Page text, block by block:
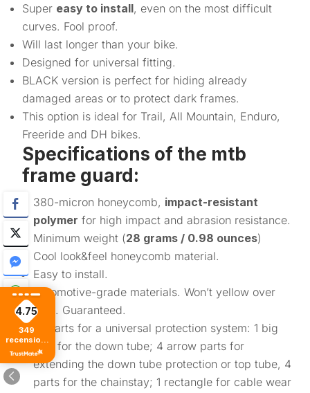
Super easy to install, even on the most difficult
curves. Fool proof.
Will last longer than your bike.
Designed for universal fitting.
BLACK version is perfect for hiding already
damaged areas or to protect dark frames.
This option is ideal for Trail, All Mountain, Enduro,
Freeride and DH bikes.
Specifications of the mtb
frame guard:
380-micron honeycomb, impact-resistant
polymer for high impact and abrasion resistance.
Minimum weight (28 grams / 0.98 ounces)
Cool look&feel honeycomb material.
Easy to install.
Automotive-grade materials. Won’t yellow over
time. Guaranteed.
10 parts for a universal protection system: 1 big
part for the down tube; 4 arrow parts for
extending the down tube protection or top tube, 4
parts for the chainstay; 1 rectangle for cable wear
4.75
349
recensioni
di tutti i
tempi